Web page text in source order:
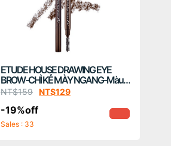
ETUDE HOUSE DRAWING EYE
BROW-CHÌ KẺ MÀY NGANG-Màu
Cafe Đen
NT$159 NT$129
-19%off
Sales : 33